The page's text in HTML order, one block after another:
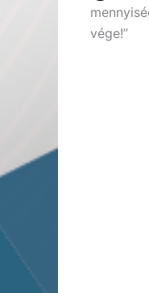
vége!”